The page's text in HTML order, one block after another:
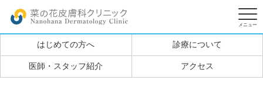
はじめての方へ 診療について
医師・スタッフ紹介 アクセス